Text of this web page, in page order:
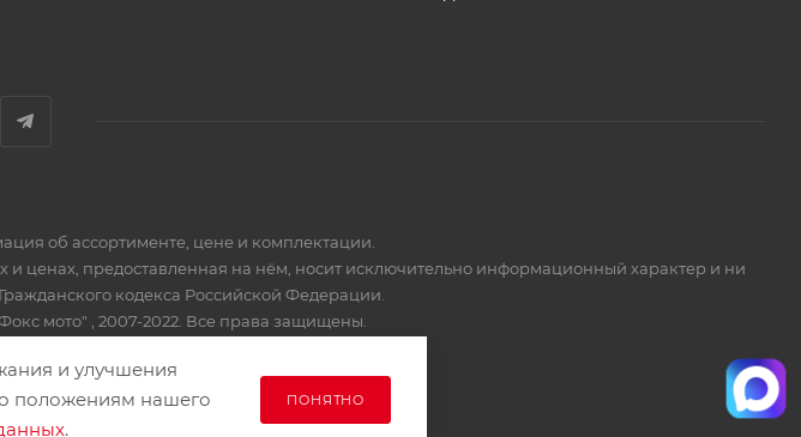
об ассортименте, цене и комплектации.
ценах, предоставленная на нём, носит исключительно информационный характер и ни
кодекса Российской Федерации.
мото" , 2007-2022. Все права защищены.
и улучшения
положениям нашего
.
ПОНЯТНО